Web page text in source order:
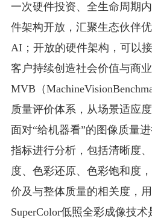
一次硬件投资、全生命周期
件架构开放，汇聚生态伙伴
AI；开放的硬件架构，可以
客户持续创造社会价值与商业
MVB（
质量评价体系，从场景适应
面对“给机器看”的图像质量
指标进行分析，包括清晰度
度、色彩还原、色彩饱和度
价及与整体质量的相关度，
SuperColor低照全彩成像技